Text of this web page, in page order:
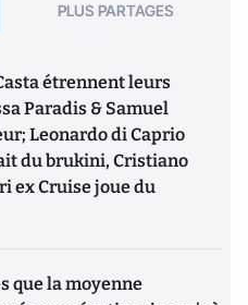
PLUS PARTAGES
étrennent leurs
Paradis & Samuel
Leonardo di Caprio
du brukini, Cristiano
ex Cruise joue du
que la moyenne